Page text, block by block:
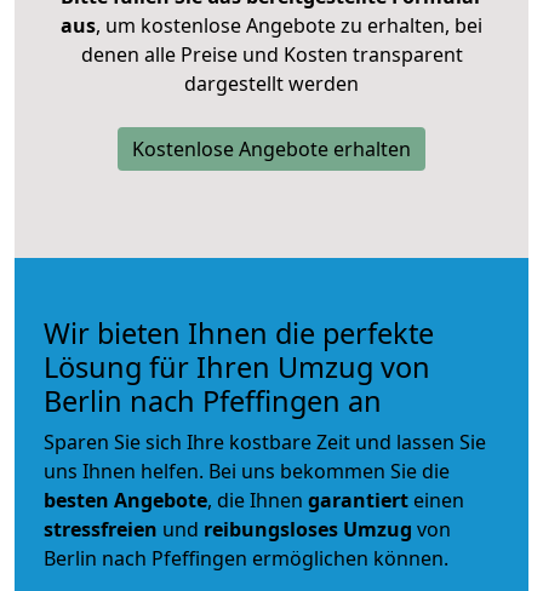
aus, um kostenlose Angebote zu erhalten, bei
denen alle Preise und Kosten transparent
dargestellt werden
Kostenlose Angebote erhalten
Wir bieten Ihnen die perfekte
Lösung für Ihren Umzug von
Berlin nach Pfeffingen an
Sparen Sie sich Ihre kostbare Zeit und lassen Sie
uns Ihnen helfen. Bei uns bekommen Sie die
besten Angebote, die Ihnen garantiert einen
stressfreien und reibungsloses Umzug von
Berlin nach Pfeffingen ermöglichen können.